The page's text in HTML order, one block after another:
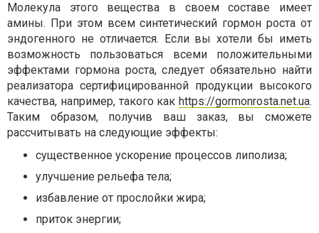
Молекула этого вещества в своем составе имеет
амины. При этом всем синтетический гормон роста от
эндогенного не отличается. Если вы хотели бы иметь
возможность пользоваться всеми положительными
эффектами гормона роста, следует обязательно найти
реализатора сертифицированной продукции высокого
качества, например, такого как https://gormonrosta.net.ua.
Таким образом, получив ваш заказ, вы сможете
рассчитывать на следующие эффекты:
существенное ускорение процессов липолиза;
улучшение рельефа тела;
избавление от прослойки жира;
приток энергии;